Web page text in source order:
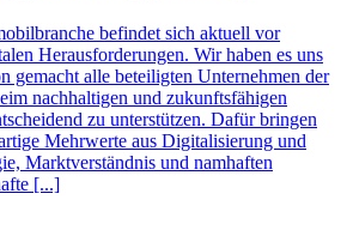
befindet sich aktuell vor
Herausforderungen. Wir haben es uns
gemacht alle beteiligten Unternehmen der
nachhaltigen und zukunftsfähigen
zu unterstützen. Dafür bringen
Mehrwerte aus Digitalisierung und
Marktverständnis und namhaften
[...]